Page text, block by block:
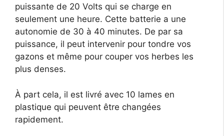
puissante de 20 Volts qui se charge en
seulement une heure. Cette batterie a une
autonomie de 30 à 40 minutes. De par sa
puissance, il peut intervenir pour tondre vos
gazons et même pour couper vos herbes les
plus denses.
À part cela, il est livré avec 10 lames en
plastique qui peuvent être changées
rapidement.